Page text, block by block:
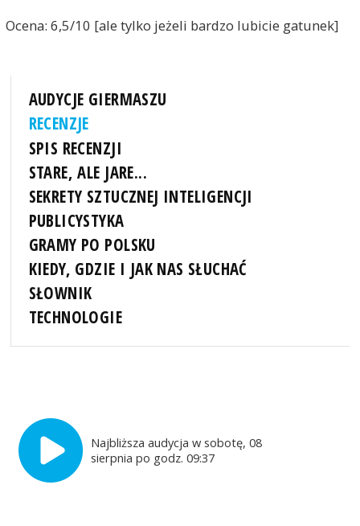
Ocena: 6,5/10 [ale tylko jeżeli bardzo lubicie gatunek]
AUDYCJE GIERMASZU
RECENZJE
SPIS RECENZJI
STARE, ALE JARE...
SEKRETY SZTUCZNEJ INTELIGENCJI
PUBLICYSTYKA
GRAMY PO POLSKU
KIEDY, GDZIE I JAK NAS SŁUCHAĆ
SŁOWNIK
TECHNOLOGIE
Najbliższa audycja w sobotę, 08
sierpnia po godz. 09:37